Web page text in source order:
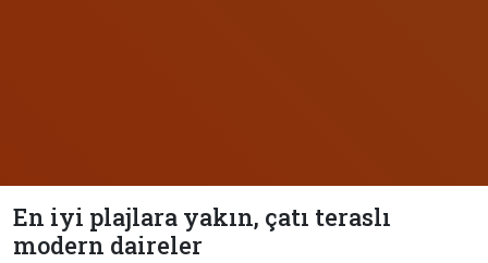
En iyi plajlara yakın, çatı teraslı
modern daireler